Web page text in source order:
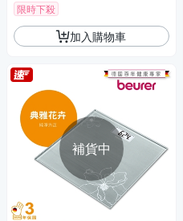
限時下殺
加入購物車
補貨中